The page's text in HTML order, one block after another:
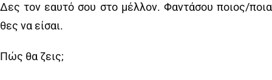
Δες τον εαυτό σου στο μέλλον. Φαντάσου ποιος/ποια
θες να είσαι.
Πώς θα ζεις;